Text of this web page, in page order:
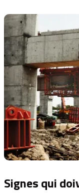
Signes qui